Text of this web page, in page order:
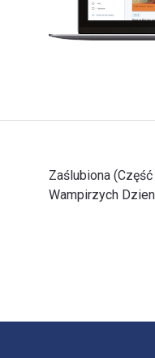
Zaślubiona
Wampirzych